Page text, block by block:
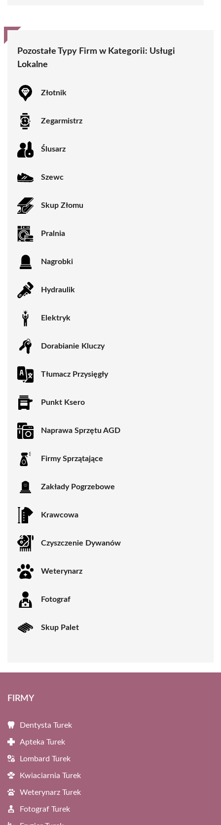
Pozostałe Typy Firm w Kategorii: Usługi
Lokalne
Złotnik
Zegarmistrz
Ślusarz
Szewc
Skup Złomu
Pralnia
Nagrobki
Hydraulik
Elektryk
Dorabianie Kluczy
Tłumacz Przysięgły
Punkt Ksero
Naprawa Sprzętu AGD
Firmy Sprzątające
Zakłady Pogrzebowe
Krawcowa
Czyszczenie Dywanów
Weterynarz
Fotograf
Skup Palet
FIRMY
Dentysta Turek
Apteka Turek
Lombard Turek
Kwiaciarnia Turek
Weterynarz Turek
Fotograf Turek